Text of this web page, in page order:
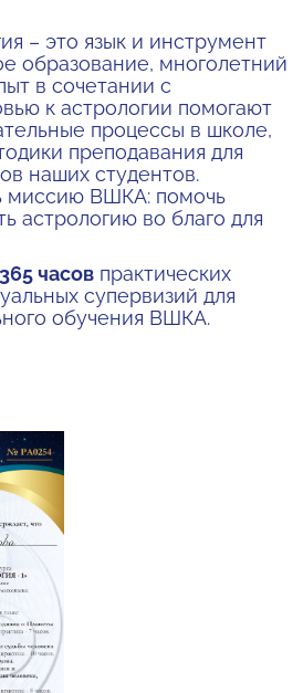
– это язык и инструмент
образование, многолетний
в сочетании с
к астрологии помогают
процессы в школе,
преподавания для
наших студентов.
миссию ВШКА: помочь
астрологию во благо для
365 часов практических
супервизий для
обучения ВШКА.